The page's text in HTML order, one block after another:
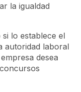
la igualdad
lo establece el
autoridad laboral
desea